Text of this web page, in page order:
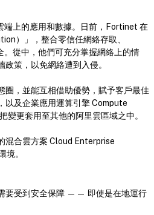
端上的應用和數據。日前，Fortinet 在
）」，整合零信任網絡存取、
從中，他們可充分掌握網絡上的情
策，以免網絡遭到入侵。
圈，並能互相借助優勢，賦予客戶最佳
以及企業應用運算引擎 Compute
更套用至其他的阿里雲區域之中。
混合雲方案 Cloud Enterprise
。
要受到安全保障 —— 即使是在地運行